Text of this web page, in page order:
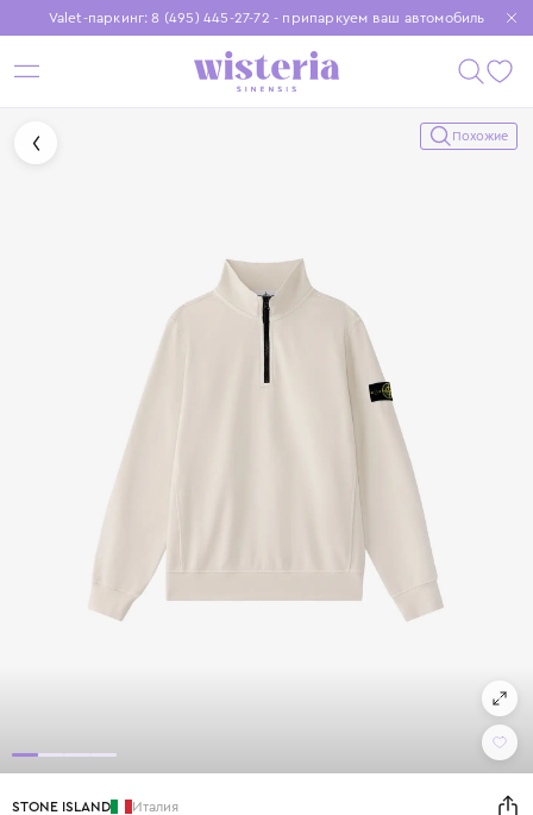
Valet-паркинг: 8 (495) 445-27-72 - припаркуем ваш автомобиль
Бесплатная доставка при заказе от 15 000 ₽
Установите приложение, чтобы покупки были еще удобнее
Похожие
STONE ISLAND Италия